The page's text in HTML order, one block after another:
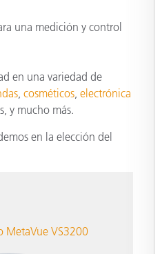
una medición y control
en una variedad de
cosméticos electrónica
y mucho más.
en la elección del
MetaVue VS3200